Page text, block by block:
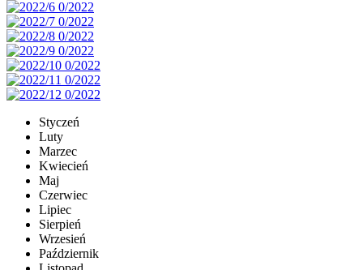
Styczeń
Luty
Marzec
Kwiecień
Maj
Czerwiec
Lipiec
Sierpień
Wrzesień
Październik